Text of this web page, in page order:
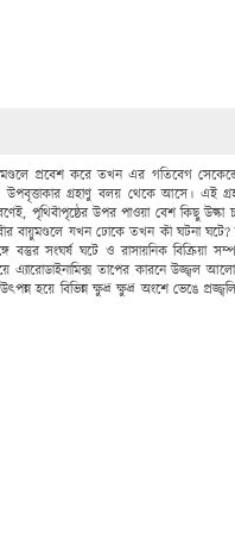
প্রবেশ করে তখন এর গতিবেগ
গ্রহাণু বলয় থেকে আসে। এই
উপর পাওয়া বেশ কিছু উল্কা
বায়ুমণ্ডলে যখন ঢোকে তখন কী ঘটনা ঘটে?
সংঘর্ষ ঘটে ও রাসায়নিক বিক্রিয়া
এ্যারোডাইনামিক্স তাপের কারনে উজ্জ্বল
বিভিন্ন ক্ষুদ্র ক্ষুদ্র অংশে ভেঙে